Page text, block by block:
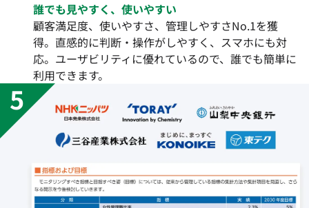
誰でも見やすく、使いやすい
顧客満足度、使いやすさ、管理しやすさNo.1を獲
得。直感的に判断・操作がしやすく、スマホにも対
応。ユーザビリティに優れているので、誰でも簡単に
利用できます。